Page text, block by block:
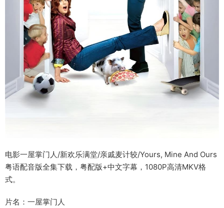
电影一屋掌门人/新欢乐满堂/亲戚麦计较/Yours, Mine And Ours
粤语配音版全集下载，粤配版+中文字幕，1080P高清MKV格
式。
片名：一屋掌门人